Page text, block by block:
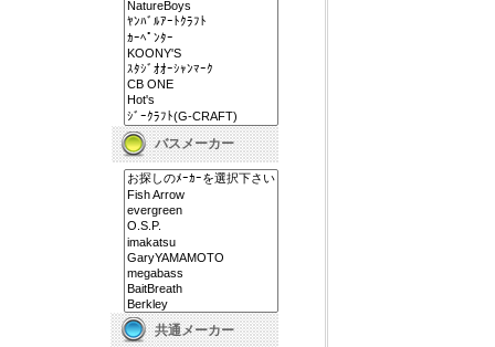
バスメーカー
共通メーカー